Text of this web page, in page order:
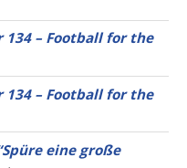
– Football for the
– Football for the
eine große